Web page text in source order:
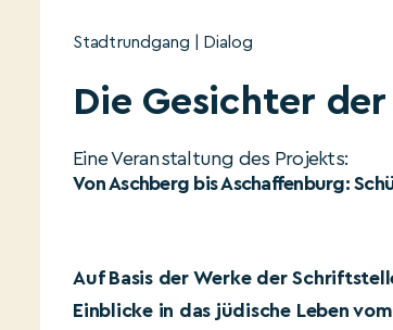
Stadtrundgang | Dialog
Die Gesichter
Eine Veranstaltung des Projekts:
Von Aschberg bis Aschaffenburg:
Auf Basis der Werke der
Einblicke in das jüdische Leben